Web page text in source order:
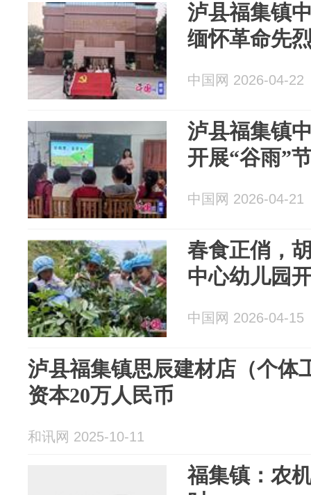
泸县福集镇
缅怀革命先
中国网 2026-04-22
泸县福集镇
开展“谷雨”
中国网 2026-04-21
春食正俏，
中心幼儿园
中国网 2026-04-15
泸县福集镇思辰建材店（个体
资本20万人民币
和讯网 2025-10-11
福集镇：农